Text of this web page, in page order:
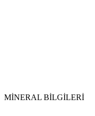
MİNERAL BİLGİLERİ